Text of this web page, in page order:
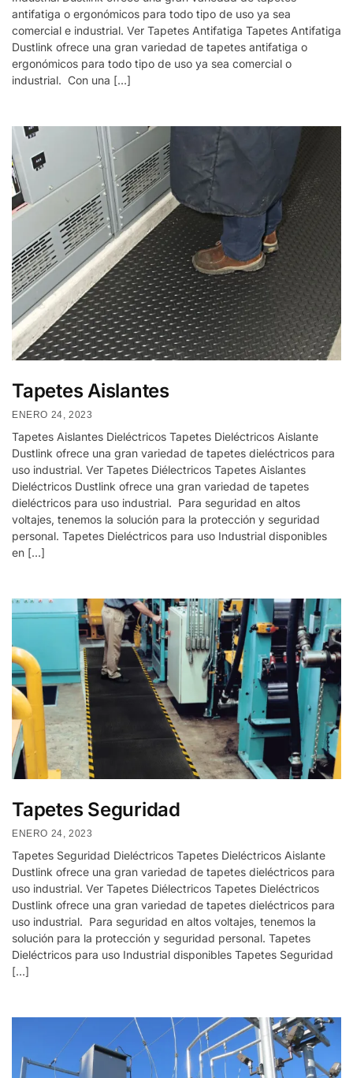
antifatiga o ergonómicos para todo tipo de uso ya sea
comercial e industrial. Ver Tapetes Antifatiga Tapetes Antifatiga
Dustlink ofrece una gran variedad de tapetes antifatiga o
ergonómicos para todo tipo de uso ya sea comercial o
industrial. Con una […]
Tapetes Aislantes
ENERO 24, 2023
Tapetes Aislantes Dieléctricos Tapetes Dieléctricos Aislante
Dustlink ofrece una gran variedad de tapetes dieléctricos para
uso industrial. Ver Tapetes Diélectricos Tapetes Aislantes
Dieléctricos Dustlink ofrece una gran variedad de tapetes
dieléctricos para uso industrial. Para seguridad en altos
voltajes, tenemos la solución para la protección y seguridad
personal. Tapetes Dieléctricos para uso Industrial disponibles
en […]
Tapetes Seguridad
ENERO 24, 2023
Tapetes Seguridad Dieléctricos Tapetes Dieléctricos Aislante
Dustlink ofrece una gran variedad de tapetes dieléctricos para
uso industrial. Ver Tapetes Diélectricos Tapetes Dieléctricos
Dustlink ofrece una gran variedad de tapetes dieléctricos para
uso industrial. Para seguridad en altos voltajes, tenemos la
solución para la protección y seguridad personal. Tapetes
Dieléctricos para uso Industrial disponibles Tapetes Seguridad
[…]